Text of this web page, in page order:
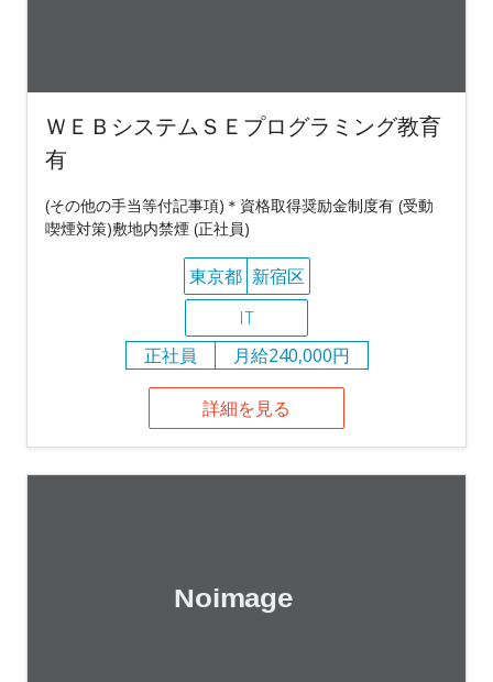
ＷＥＢシステムＳＥプログラミング教育
有
(その他の手当等付記事項)＊資格取得奨励金制度有 (受動
喫煙対策)敷地内禁煙 (正社員)
東京都 新宿区
IT
正社員
月給240,000円
詳細を見る